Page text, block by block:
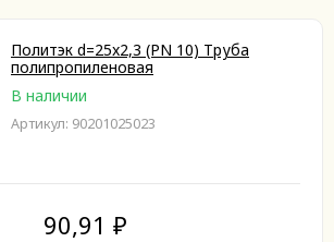
Политэк d=25x2,3 (PN 10) Труба
полипропиленовая
В наличии
Артикул: 90201025023
90,91 ₽